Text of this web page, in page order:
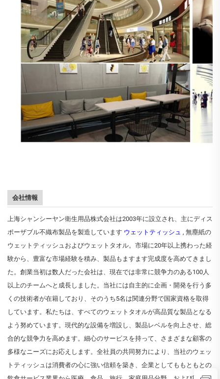
会社情報
上海シャンシーヤン衛生用品株式会社は2003年に設立され、主にディス
ポーザブル不織布製品を製造しています ウェットティッシュ , 無塵紙の
ウェットティッシュおよびウェットタオル。市場に20年以上携わった経
験から、豊富な市場経験を積み、製品もますます完成度を高めてきまし
た。創業当初は数人だった会社は、現在では非常に競争力のある100人
以上のチームへと成長しました。当社には自主的に企画・開発を行う多
くの技術者が在籍しており、そのうち5名は関連分野で国家資格を取得
しています。私たちは、すべてのウェットタオルが高品質な製品となる
よう努めています。現代的な設備を増設し、製品レベルを向上させ、総
合的な競争力を高めます。細心のサービスを持って、さまざまな顧客の
多様なニーズにお応えします。全社員の共同努力により、当社のウェッ
トティッシュは消費者の心に強い信頼を築き、企業としてももともとの